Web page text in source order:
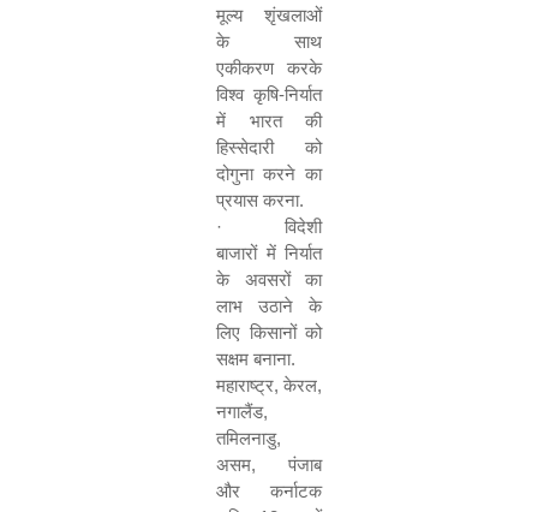
मूल्य शृंखलाओं
के साथ
एकीकरण करके
विश्व कृषि-निर्यात
में भारत की
हिस्सेदारी को
दोगुना करने का
प्रयास करना.
·
विदेशी
बाजारों में निर्यात
के अवसरों का
लाभ उठाने के
लिए किसानों को
सक्षम बनाना.
महाराष्ट्र, केरल,
नगालैंड,
तमिलनाडु,
असम, पंजाब
और कर्नाटक